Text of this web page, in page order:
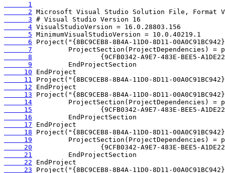
      1
      2
      3
      4
      5
      6
      7
      8
      9
     10
     11
     12
     13
     14
     15
     16
     17
     18
     19
     20
     21
     22
     23